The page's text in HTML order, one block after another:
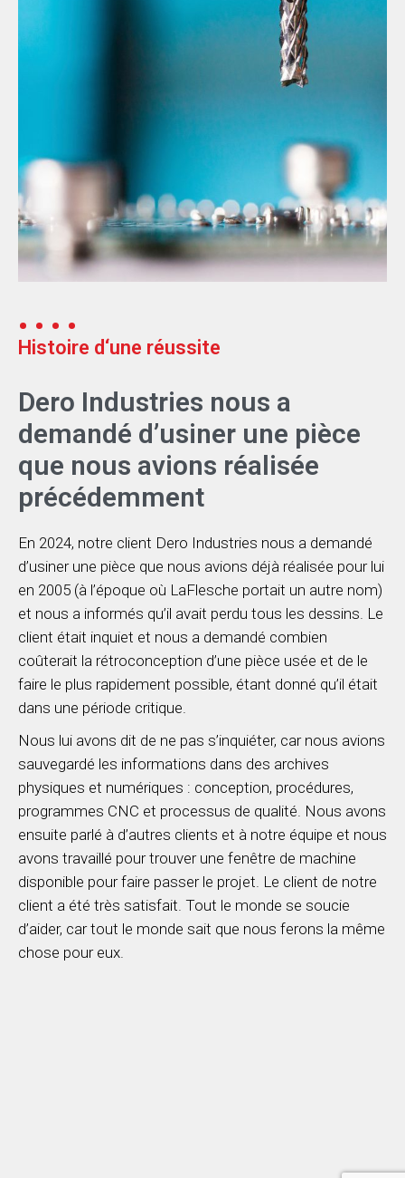
Histoire d‘une réussite
Dero Industries nous a
demandé d’usiner une pièce
que nous avions réalisée
précédemment
En 2024, notre client Dero Industries nous a demandé
d’usiner une pièce que nous avions déjà réalisée pour lui
en 2005 (à l’époque où LaFlesche portait un autre nom)
et nous a informés qu’il avait perdu tous les dessins. Le
client était inquiet et nous a demandé combien
coûterait la rétroconception d’une pièce usée et de le
faire le plus rapidement possible, étant donné qu’il était
dans une période critique.
Nous lui avons dit de ne pas s’inquiéter, car nous avions
sauvegardé les informations dans des archives
physiques et numériques : conception, procédures,
programmes CNC et processus de qualité. Nous avons
ensuite parlé à d’autres clients et à notre équipe et nous
avons travaillé pour trouver une fenêtre de machine
disponible pour faire passer le projet. Le client de notre
client a été très satisfait. Tout le monde se soucie
d’aider, car tout le monde sait que nous ferons la même
chose pour eux.